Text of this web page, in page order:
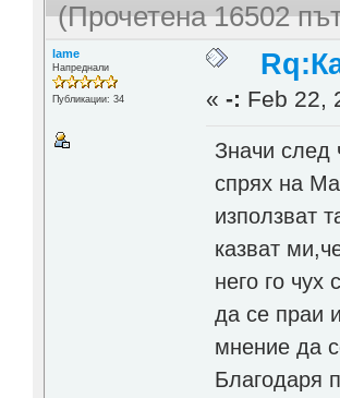
(Прочетена 16502
lame
Напреднали
Публикации: 34 «-: Feb 22,
Значи след
спрях на
използват
казват
него го чух
да се праи
мнение да
Благодаря